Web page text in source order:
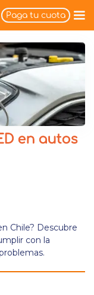
Paga tu cuota
en autos
Chile? Descubre
con la